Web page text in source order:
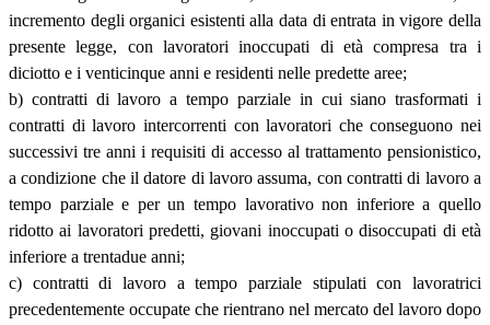
incremento degli organici esistenti alla data di entrata in vigore della
presente legge, con lavoratori inoccupati di età compresa tra i
diciotto e i venticinque anni e residenti nelle predette aree;
b) contratti di lavoro a tempo parziale in cui siano trasformati i
contratti di lavoro intercorrenti con lavoratori che conseguono nei
successivi tre anni i requisiti di accesso al trattamento pensionistico,
a condizione che il datore di lavoro assuma, con contratti di lavoro a
tempo parziale e per un tempo lavorativo non inferiore a quello
ridotto ai lavoratori predetti, giovani inoccupati o disoccupati di età
inferiore a trentadue anni;
c) contratti di lavoro a tempo parziale stipulati con lavoratrici
precedentemente occupate che rientrano nel mercato del lavoro dopo